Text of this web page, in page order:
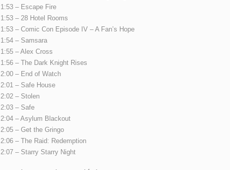
1:53 – Escape Fire
1:53 – 28 Hotel Rooms
1:53 – Comic Con Episode IV – A Fan’s Hope
1:54 – Samsara
1:55 – Alex Cross
1:56 – The Dark Knight Rises
2:00 – End of Watch
2:01 – Safe House
2:02 – Stolen
2:03 – Safe
2:04 – Asylum Blackout
2:05 – Get the Gringo
2:06 – The Raid: Redemption
2:07 – Starry Starry Night